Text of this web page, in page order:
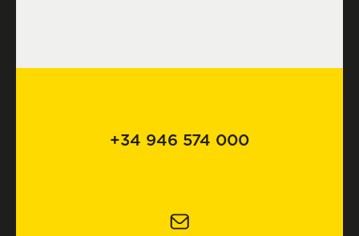
+34 946 574 000